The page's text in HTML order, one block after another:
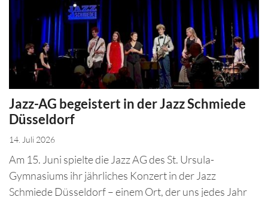
Jazz-AG begeistert in der Jazz Schmiede
Düsseldorf
14. Juli 2026
Am 15. Juni spielte die Jazz AG des St. Ursula-
Gymnasiums ihr jährliches Konzert in der Jazz
Schmiede Düsseldorf – einem Ort, der uns jedes Jahr